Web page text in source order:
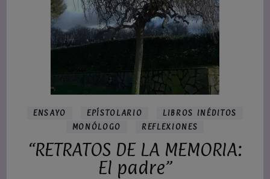
ENSAYO EPÍSTOLARIO
LIBROS INÉDITOS
MONÓLOGO
REFLEXIONES
“RETRATOS DE LA MEMORIA:
El padre”